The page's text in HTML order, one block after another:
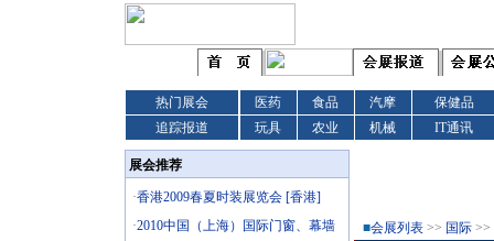
热门展会 医药 食品 汽摩
保健品
追踪报道
玩具 农业 机械 IT通讯
展会推荐
·香港2009春夏时装展览会 [香港]
·2010中国（上海）国际门窗、幕墙
■会展列表>> 国际>>